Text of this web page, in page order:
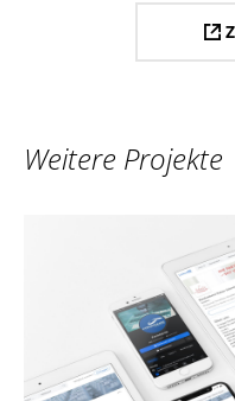
Weitere Projekte